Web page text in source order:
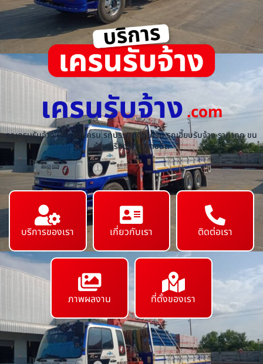
เครนรับจ้าง.com
รถเครนรับจ้าง ให้เช่ารถเครน รถบรรทุกติดเครน รถเฮี๊ยบรับจ้าง ราคาถูก ขน
ย้ายเครื่องจักร ทุกชนิด
บริการของเรา เกี่ยวกับเรา ติดต่อเรา
ภาพผลงาน ที่ตั้งของเรา